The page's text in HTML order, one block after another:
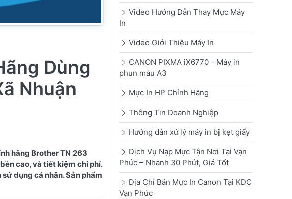
Dùng
Nhuận
hãng Brother TN 263
cao, và tiết kiệm chi phí.
dụng cá nhân. Sản phẩm
Video Hướng Dẫn Thay Mực Máy
In
Video Giới Thiệu Máy In
CANON PIXMA iX6770 - Máy in
phun màu A3
Mực In HP Chính Hãng
Thông Tin Doanh Nghiệp
Hướng dẫn xử lý máy in bị kẹt giấy
Dịch Vụ Nạp Mực Tận Nơi Tại Vạn
Phúc – Nhanh 30 Phút, Giá Tốt
Địa Chỉ Bán Mực In Canon Tại KDC
Vạn Phúc